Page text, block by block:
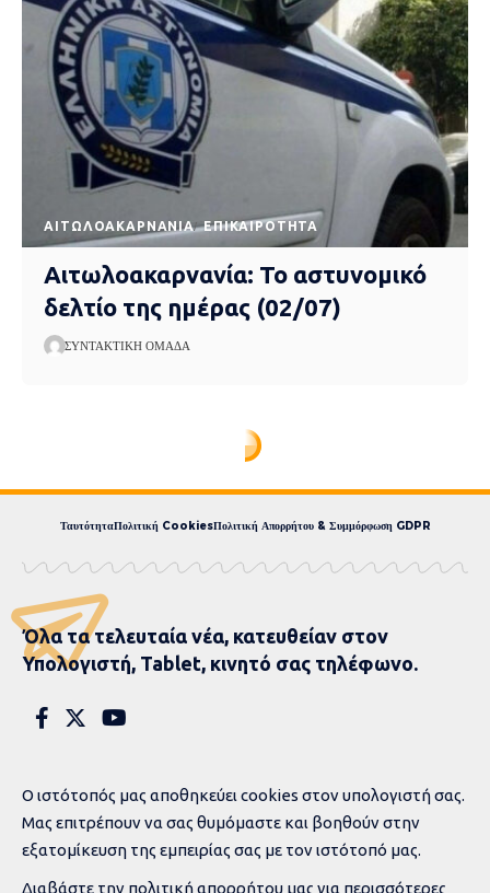
AΙΤΩΛΟΑΚΑΡΝΑΝΊΑ EΠΙΚΑΙΡΌΤΗΤΑ
Αιτωλοακαρνανία: Το αστυνομικό
δελτίο της ημέρας (02/07)
ΣΥΝΤΑΚΤΙΚΉ ΟΜΆΔΑ
ΤαυτότηταΠολιτική CookiesΠολιτική Απορρήτου & Συμμόρφωση GDPR
Όλα τα τελευταία νέα, κατευθείαν στον
Υπολογιστή, Tablet, κινητό σας τηλέφωνο.
Ο ιστότοπός μας αποθηκεύει cookies στον υπολογιστή σας.
Μας επιτρέπουν να σας θυμόμαστε και βοηθούν στην
εξατομίκευση της εμπειρίας σας με τον ιστότοπό μας.
Διαβάστε την πολιτική απορρήτου μας για περισσότερες